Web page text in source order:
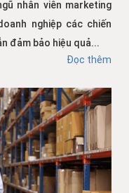
nhân viên marketing
nghiệp các chiến
đảm bảo hiệu quả...
Đọc thêm